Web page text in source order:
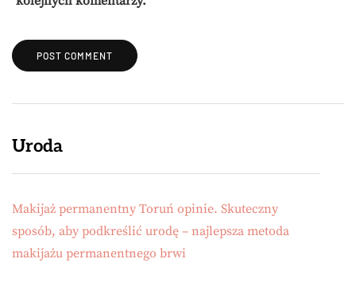
Uroda
Makijaż permanentny Toruń opinie. Skuteczny
sposób, aby podkreślić urodę – najlepsza metoda
makijażu permanentnego brwi